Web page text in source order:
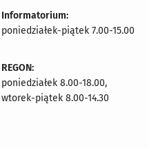
Informatorium:
poniedziałek-piątek 7.00-15.00
REGON:
poniedziałek 8.00-18.00,
wtorek-piątek 8.00-14.30